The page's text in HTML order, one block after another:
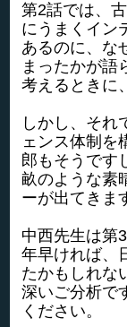
第2話では、
にうまくイン
あるのに、な
まったかが語
考えるときに
しかし、それ
ェンス体制を
郎もそうです
畝のような素
ーが出てきま
中西先生は第
年早ければ、
たかもしれな
深いご分析で
ください。